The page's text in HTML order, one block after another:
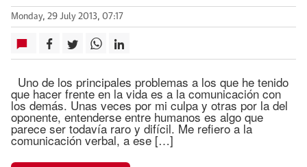
Monday, 29 July 2013, 07:17
Uno de los principales problemas a los que he tenido
que hacer frente en la vida es a la comunicación con
los demás. Unas veces por mi culpa y otras por la del
oponente, entenderse entre humanos es algo que
parece ser todavía raro y difícil. Me refiero a la
comunicación verbal, a ese […]